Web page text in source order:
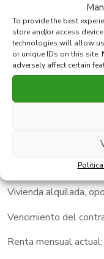
To provide the best
store and/or access
technologies will allow
or unique IDs on this
adversely affect certain
Localidad:San
Alcantara
Area:
El Gamonal
¡ VIVIENDA
Vivienda alquilada,
Vencimiento del
Renta mensual